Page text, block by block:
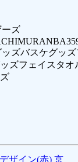
ズ
ズバスケグッズ
ズフェイスタオ
ザイン(赤) 京